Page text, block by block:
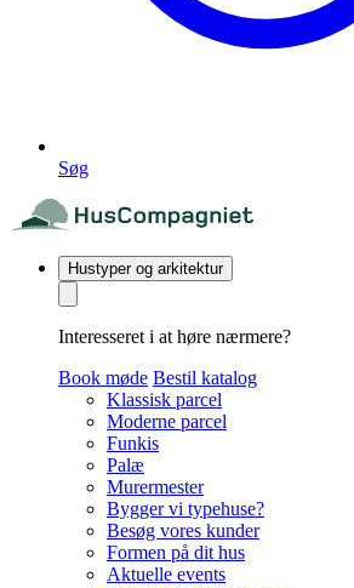
Søg
Hustyper og arkitektur
Interesseret i at høre nærmere?
Book møde Bestil katalog
Klassisk parcel
Moderne parcel
Funkis
Palæ
Murermester
Bygger vi typehuse?
Besøg vores kunder
Formen på dit hus
Aktuelle events